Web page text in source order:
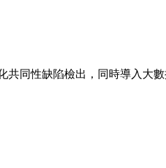
同性缺陷檢出，同時導入大